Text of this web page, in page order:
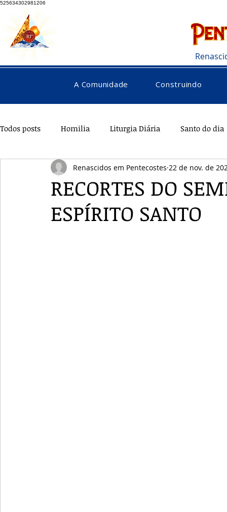
525634302981206
A Comunidade Construindo
Todos posts Homilia Liturgia Diária Santo do dia
Pentecostes Galeria Orações Saúde
RECORTES DO
ESPÍRITO SANTO
Renascidos em Pentecostes 22 de nov. de